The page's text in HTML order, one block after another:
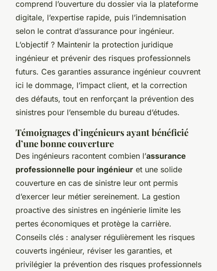
comprend l’ouverture du dossier via la plateforme
digitale, l’expertise rapide, puis l’indemnisation
selon le contrat d’assurance pour ingénieur.
L’objectif ? Maintenir la protection juridique
ingénieur et prévenir des risques professionnels
futurs. Ces garanties assurance ingénieur couvrent
ici le dommage, l’impact client, et la correction
des défauts, tout en renforçant la prévention des
sinistres pour l’ensemble du bureau d’études.
Témoignages d’ingénieurs ayant bénéficié
d’une bonne couverture
Des ingénieurs racontent combien l’assurance
professionnelle pour ingénieur et une solide
couverture en cas de sinistre leur ont permis
d’exercer leur métier sereinement. La gestion
proactive des sinistres en ingénierie limite les
pertes économiques et protège la carrière.
Conseils clés : analyser régulièrement les risques
couverts ingénieur, réviser les garanties, et
privilégier la prévention des risques professionnels